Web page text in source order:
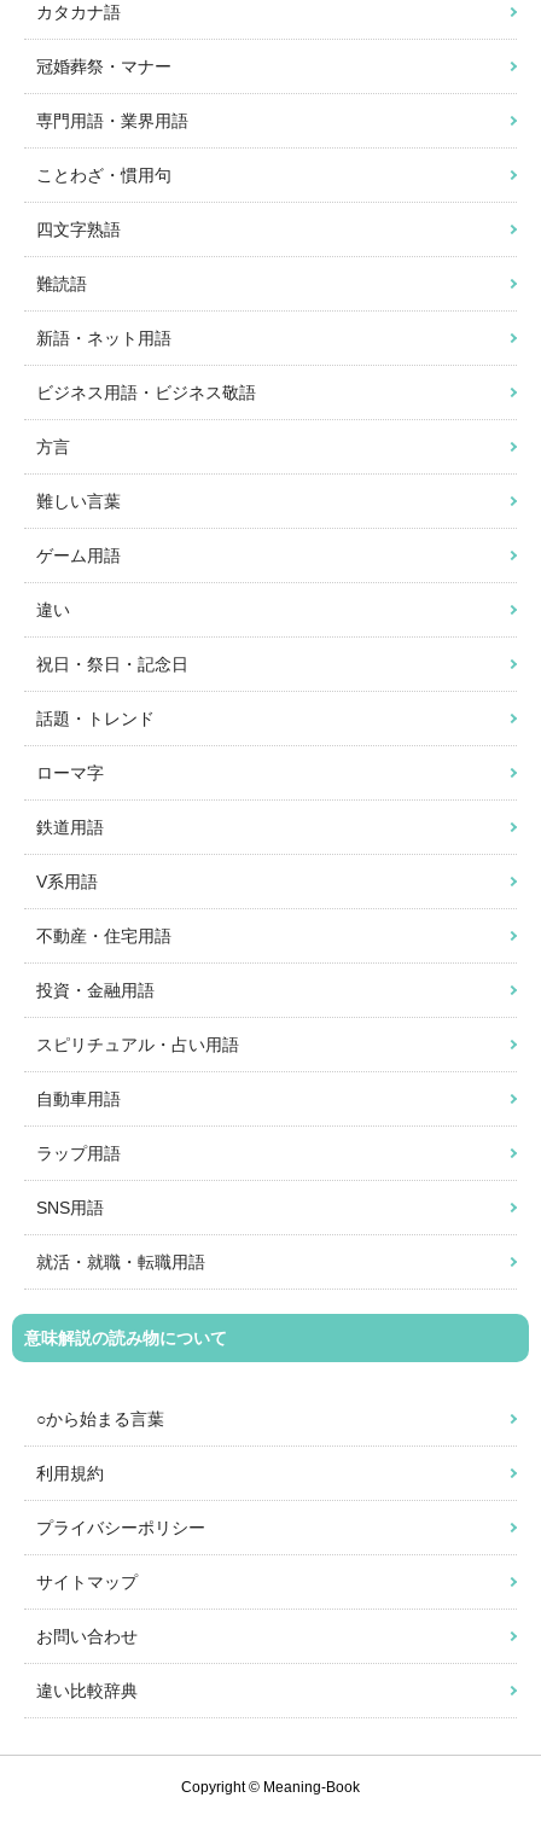
カタカナ語
冠婚葬祭・マナー
専門用語・業界用語
ことわざ・慣用句
四文字熟語
難読語
新語・ネット用語
ビジネス用語・ビジネス敬語
方言
難しい言葉
ゲーム用語
違い
祝日・祭日・記念日
話題・トレンド
ローマ字
鉄道用語
V系用語
不動産・住宅用語
投資・金融用語
スピリチュアル・占い用語
自動車用語
ラップ用語
SNS用語
就活・就職・転職用語
意味解説の読み物について
○から始まる言葉
利用規約
プライバシーポリシー
サイトマップ
お問い合わせ
違い比較辞典
Copyright © Meaning-Book